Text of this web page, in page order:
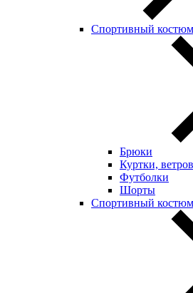
Спортивный
Брюки
Куртки,
Футболки
Шорты
Спортивный